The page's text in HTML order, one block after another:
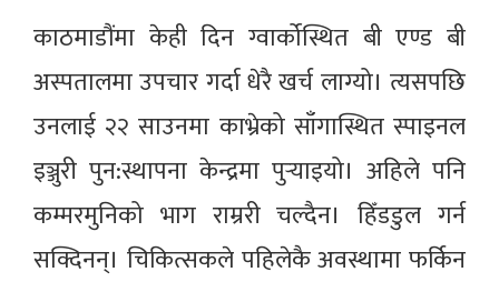
काठमाडौंमा केही दिन ग्वार्कोस्थित बी एण्ड बी
अस्पतालमा उपचार गर्दा धेरै खर्च लाग्यो। त्यसपछि
उनलाई २२ साउनमा काभ्रेको साँगास्थित स्पाइनल
इञ्जुरी पुन:स्थापना केन्द्रमा पुर्‍याइयो। अहिले पनि
कम्मरमुनिको भाग राम्ररी चल्दैन। हिँडडुल गर्न
सक्दिनन्। चिकित्सकले पहिलेकै अवस्थामा फर्किन